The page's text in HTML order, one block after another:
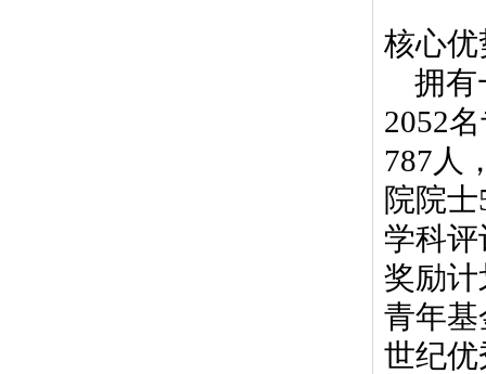
核心
拥有
2052
787 人
院院士
学科
奖励
青年
世纪